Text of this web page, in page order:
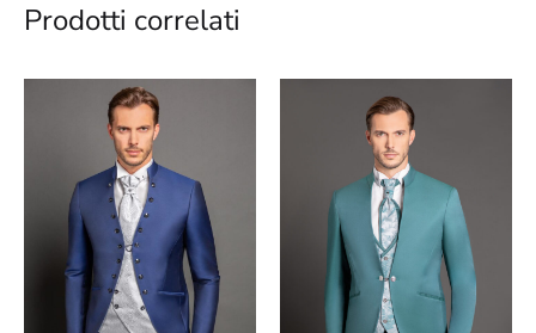
Prodotti correlati